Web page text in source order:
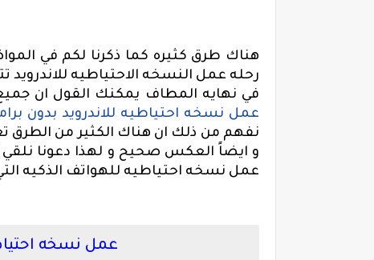
هناك طرق كثيره كما ذكرنا لكم في
رحله عمل النسخه الاحتياطيه
في نهايه المطاف يمكنك القول ان
عمل نسخه احتياطيه للاندرويد بدون
نفهم من ذلك ان هناك الكثير من الطرق
و ايضاً العكس صحيح و لهذا دعونا
عمل نسخه احتياطيه للهواتف الذكيه
عمل نسخه